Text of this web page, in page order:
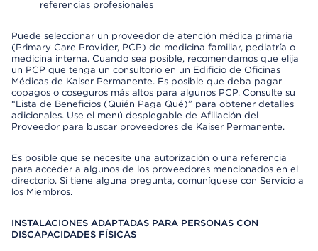
referencias profesionales
Puede seleccionar un proveedor de atención médica primaria
(Primary Care Provider, PCP) de medicina familiar, pediatría o
medicina interna. Cuando sea posible, recomendamos que elija
un PCP que tenga un consultorio en un Edificio de Oficinas
Médicas de Kaiser Permanente. Es posible que deba pagar
copagos o coseguros más altos para algunos PCP. Consulte su
“Lista de Beneficios (Quién Paga Qué)” para obtener detalles
adicionales. Use el menú desplegable de Afiliación del
Proveedor para buscar proveedores de Kaiser Permanente.
Es posible que se necesite una autorización o una referencia
para acceder a algunos de los proveedores mencionados en el
directorio. Si tiene alguna pregunta, comuníquese con Servicio a
los Miembros.
INSTALACIONES ADAPTADAS PARA PERSONAS CON
DISCAPACIDADES FÍSICAS